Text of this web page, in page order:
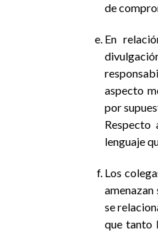
de
En
aspecto
por
lenguaje
Los
se
que tanto